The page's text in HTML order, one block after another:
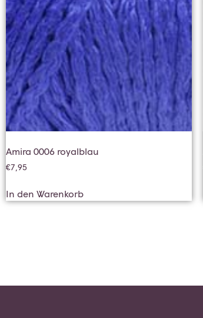
Amira 0006 royalblau
€7,95
In den Warenkorb